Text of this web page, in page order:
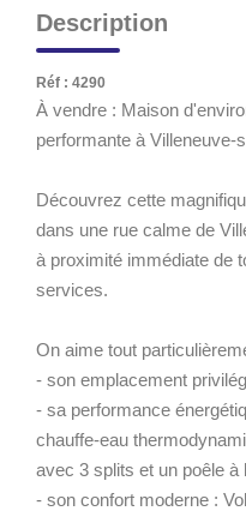
Description
Réf : 4290
À vendre : Maison
performante à Villeneuve-
Découvrez cette
dans une rue calme de
à proximité immédiate de
services.
On aime tout
- son emplacement
- sa performance
chauffe-eau
avec 3 splits et un poêle à
- son confort moderne :